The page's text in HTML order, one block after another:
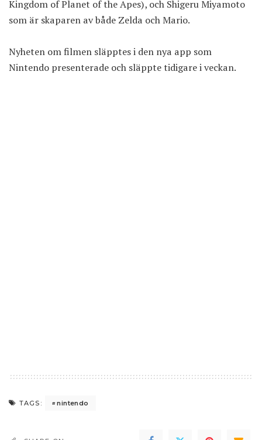
Kingdom of Planet of the Apes), och Shigeru Miyamoto
som är skaparen av både Zelda och Mario.
Nyheten om filmen släpptes i den nya app som
Nintendo presenterade och släppte tidigare i veckan.
TAGS: nintendo